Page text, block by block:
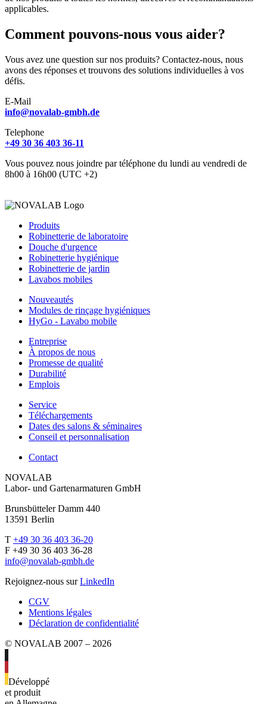
applicables.
Comment pouvons-nous vous aider?
Vous avez une question sur nos produits? Contactez-nous, nous
avons des réponses et trouvons des solutions individuelles à vos
défis.
E-Mail
info@novalab-gmbh.de
Telephone
+49 30 36 403 36-11
Vous pouvez nous joindre par téléphone du lundi au vendredi de
8h00 à 16h00 (UTC +2)
Produits
Robinetterie de laboratoire
Douche d'urgence
Robinetterie hygiénique
Robinetterie de jardin
Lavabos mobiles
Nouveautés
Modules de rinçage hygiéniques
HyGo - Lavabo mobile
Entreprise
À propos de nous
Promesse de qualité
Durabilité
Emplois
Service
Téléchargements
Dates des salons & séminaires
Conseil et personnalisation
Contact
NOVALAB
Labor- und Gartenarmaturen GmbH
Brunsbütteler Damm 440
13591 Berlin
T +49 30 36 403 36-20
F +49 30 36 403 36-28
info@novalab-gmbh.de
Rejoignez-nous surLinkedIn
CGV
Mentions légales
Déclaration de confidentialité
© NOVALAB 2007 – 2026
Développé
et produit